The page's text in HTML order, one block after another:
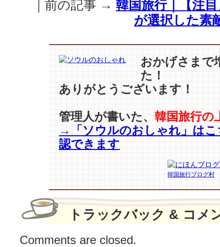
チ
ョ
『82
キ
ム・
ジ
ン』
の
い
風
で
｜前の記事 → 韓国旅行｜【注
が選択した素
おかげさまで
た！
ありがとうございます！
管理人が書いた、 韓国旅行の
→「ソウルのおしゃれ」はこ
認できます
韓国旅行ブログ村
トラックバック & コメ
Comments are closed.